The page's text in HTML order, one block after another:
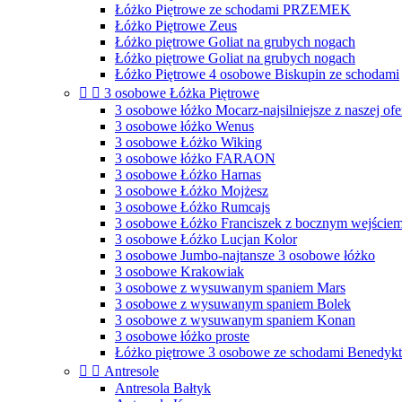
Łóżko Piętrowe ze schodami PRZEMEK
Łóżko Piętrowe Zeus
Łóżko piętrowe Goliat na grubych nogach
Łóżko piętrowe Goliat na grubych nogach
Łóżko Piętrowe 4 osobowe Biskupin ze schodami
  3 osobowe Łóżka Piętrowe
3 osobowe łóżko Mocarz-najsilniejsze z naszej
3 osobowe łóżko Wenus
3 osobowe Łóżko Wiking
3 osobowe łóżko FARAON
3 osobowe Łóżko Harnas
3 osobowe Łóżko Mojżesz
3 osobowe Łóżko Rumcajs
3 osobowe Łóżko Franciszek z bocznym
3 osobowe Łóżko Lucjan Kolor
3 osobowe Jumbo-najtansze 3 osobowe łóżko
3 osobowe Krakowiak
3 osobowe z wysuwanym spaniem Mars
3 osobowe z wysuwanym spaniem Bolek
3 osobowe z wysuwanym spaniem Konan
3 osobowe łóżko proste
Łóżko piętrowe 3 osobowe ze schodami Benedykt
  Antresole
Antresola Bałtyk